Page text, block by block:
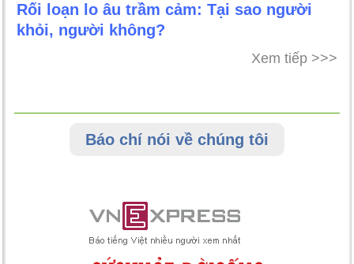
Rối loạn lo âu trầm cảm: Tại sao người
khỏi, người không?
Xem tiếp >>>
Báo chí nói về chúng tôi